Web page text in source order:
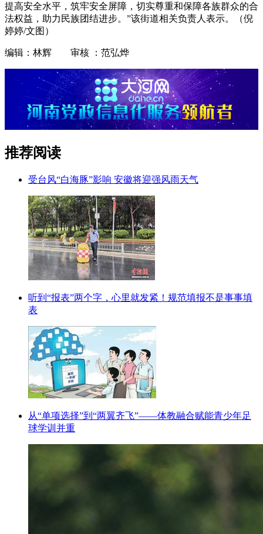
提高安全水平，筑牢安全屏障，切实尊重和保障各族群众的合
法权益，助力民族团结进步。”该街道相关负责人表示。（倪
婷婷/文图）
编辑：林辉 审核 ：范弘烨
推荐阅读
受台风“白海豚”影响 安徽将迎强风雨天气
听到“报表”两个字，心里就发紧！规范填报不是事事填
表
从“单项选择”到“两翼齐飞”——体教融合赋能青少年足
球学训并重